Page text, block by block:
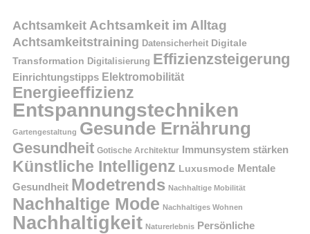
Achtsamkeit Achtsamkeit im Alltag
Achtsamkeitstraining Datensicherheit Digitale
Transformation Digitalisierung Effizienzsteigerung
Einrichtungstipps Elektromobilität
Energieeffizienz
Entspannungstechniken
Gartengestaltung Gesunde Ernährung
Gesundheit Gotische Architektur Immunsystem stärken
Künstliche Intelligenz Luxusmode Mentale
Gesundheit Modetrends Nachhaltige Mobilität
Nachhaltige Mode Nachhaltiges Wohnen
Nachhaltigkeit Naturerlebnis Persönliche